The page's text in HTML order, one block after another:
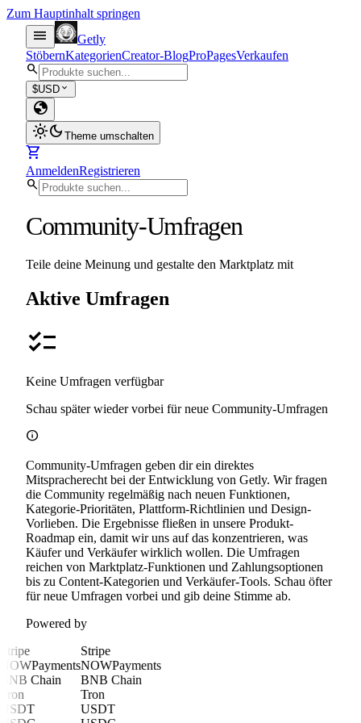
Zum Hauptinhalt springen
menu
Getly
StöbernKategorienCreator-BlogProPagesVerkaufen
search
$USD expand_more
globe
light_modedark_mode Theme umschalten
shopping_cart
AnmeldenRegistrieren
search
Community-Umfragen
Teile deine Meinung und gestalte den Marktplatz mit
Aktive Umfragen
checklist
Keine Umfragen verfügbar
Schau später wieder vorbei für neue Community-Umfragen
info
Community-Umfragen geben dir ein direktes
Mitspracherecht bei der Entwicklung von Getly. Wir fragen
die Community regelmäßig nach neuen Funktionen,
Kategorie-Prioritäten, Plattform-Richtlinien und Design-
Vorlieben. Die Ergebnisse fließen in unsere Produkt-
Roadmap ein, damit wir uns auf das konzentrieren, was
Käufer und Verkäufer wirklich wollen. Die Umfragen
reichen von Marktplatz-Funktionen und Zahlungsoptionen
bis zu Content-Kategorien und Verkäufer-Tools. Schau öfter
für neue Umfragen vorbei und gib deine Stimme ab.
Powered by
Stripe
NOWPayments
BNB Chain
Tron
USDT
Stripe
NOWPayments
BNB Chain
Tron
USDT